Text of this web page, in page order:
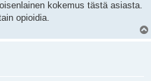
kokemus tästä asiasta.
opioidia.